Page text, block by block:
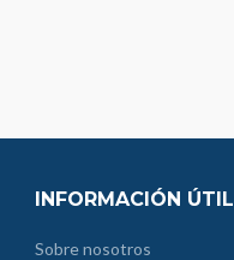
INFORMACIÓN ÚTIL
Sobre nosotros